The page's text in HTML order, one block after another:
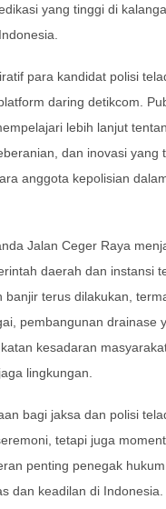
yang tinggi di
para kandidat polisi
daring detikcom.
lebih lanjut
dan inovasi yang
anggota kepolisian
Jalan Ceger Raya
daerah dan instansi
banjir terus dilakukan,
pembangunan drainase
kesadaran
lingkungan.
bagi jaksa dan polisi
tetapi juga
penting penegak
dan keadilan di Indonesia.